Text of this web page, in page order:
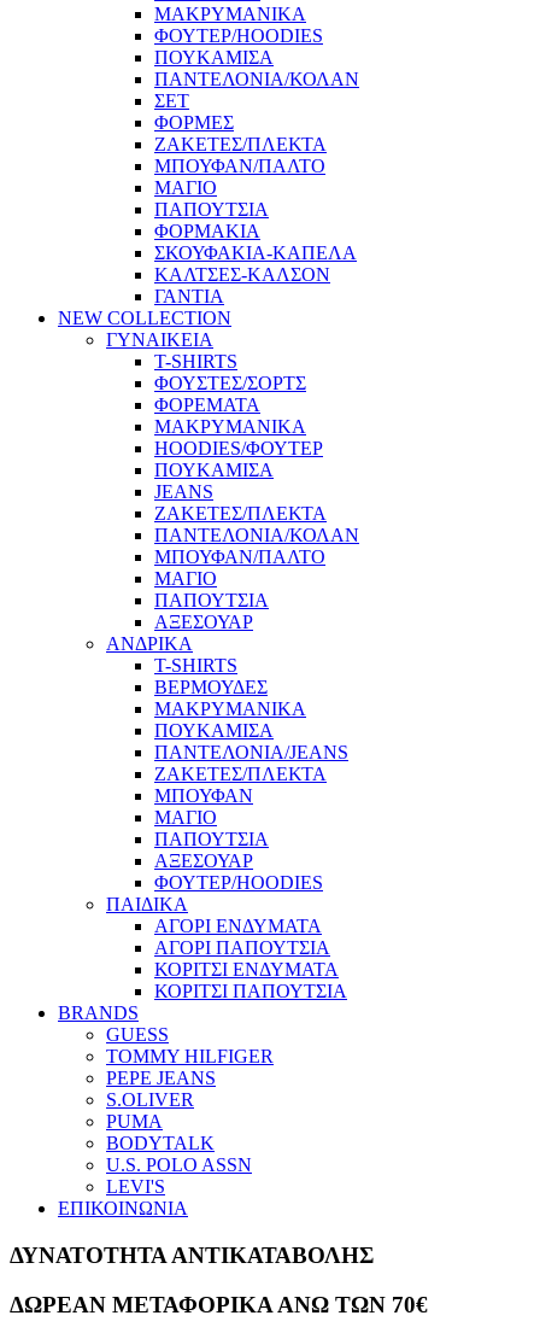
ΜΑΚΡΥΜΑΝΙΚΑ
ΦΟΥΤΕΡ/HOODIES
ΠΟΥΚΑΜΙΣΑ
ΠΑΝΤΕΛΟΝΙΑ/ΚΟΛΑΝ
ΣΕΤ
ΦΟΡΜΕΣ
ΖΑΚΕΤΕΣ/ΠΛΕΚΤΑ
ΜΠΟΥΦΑΝ/ΠΑΛΤΟ
ΜΑΓΙΟ
ΠΑΠΟΥΤΣΙΑ
ΦΟΡΜΑΚΙΑ
ΣΚΟΥΦΑΚΙΑ-ΚΑΠΕΛΑ
ΚΑΛΤΣΕΣ-ΚΑΛΣΟΝ
ΓΑΝΤΙΑ
NEW COLLECTION
ΓΥΝΑΙΚΕΙΑ
T-SHIRTS
ΦΟΥΣΤΕΣ/ΣΟΡΤΣ
ΦΟΡΕΜΑΤΑ
ΜΑΚΡΥΜΑΝΙΚΑ
HOODIES/ΦΟΥΤΕΡ
ΠΟΥΚΑΜΙΣΑ
JEANS
ΖΑΚΕΤΕΣ/ΠΛΕΚΤΑ
ΠΑΝΤΕΛΟΝΙΑ/ΚΟΛΑΝ
ΜΠΟΥΦΑΝ/ΠΑΛΤΟ
ΜΑΓΙΟ
ΠΑΠΟΥΤΣΙΑ
ΑΞΕΣΟΥΑΡ
ΑΝΔΡΙΚΑ
T-SHIRTS
ΒΕΡΜΟΥΔΕΣ
ΜΑΚΡΥΜΑΝΙΚΑ
ΠΟΥΚΑΜΙΣΑ
ΠΑΝΤΕΛΟΝΙΑ/JEANS
ΖΑΚΕΤΕΣ/ΠΛΕΚΤΑ
ΜΠΟΥΦΑΝ
ΜΑΓΙΟ
ΠΑΠΟΥΤΣΙΑ
ΑΞΕΣΟΥΑΡ
ΦΟΥΤΕΡ/HOODIES
ΠΑΙΔΙΚΑ
ΑΓΟΡΙ ΕΝΔΥΜΑΤΑ
ΑΓΟΡΙ ΠΑΠΟΥΤΣΙΑ
ΚΟΡΙΤΣΙ ΕΝΔΥΜΑΤΑ
ΚΟΡΙΤΣΙ ΠΑΠΟΥΤΣΙΑ
BRANDS
GUESS
TOMMY HILFIGER
PEPE JEANS
S.OLIVER
PUMA
BODYTALK
U.S. POLO ASSN
LEVI'S
ΕΠΙΚΟΙΝΩΝΙΑ
ΔΥΝΑΤΟΤΗΤΑ ΑΝΤΙΚΑΤΑΒΟΛΗΣ
ΔΩΡΕΑΝ ΜΕΤΑΦΟΡΙΚΑ ΑΝΩ ΤΩΝ 70€